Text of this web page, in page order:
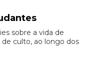
sobre a vida de
culto, ao longo dos